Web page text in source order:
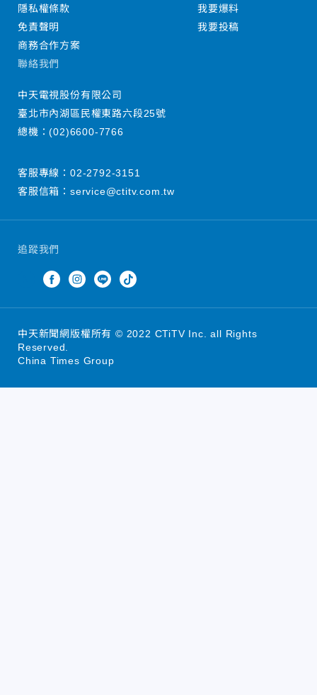
追蹤我們
隱私權條款
免責聲明
商務合作方案
我要爆料
我要投稿
聯絡我們
中天電視股份有限公司
臺北市內湖區民權東路六段25號
總機：(02)6600-7766
客服專線： 02-2792-3151
客服信箱： service@ctitv.com.tw
中天新聞網版權所有 © 2022 CTiTV Inc. all Rights
Reserved.
China Times Group